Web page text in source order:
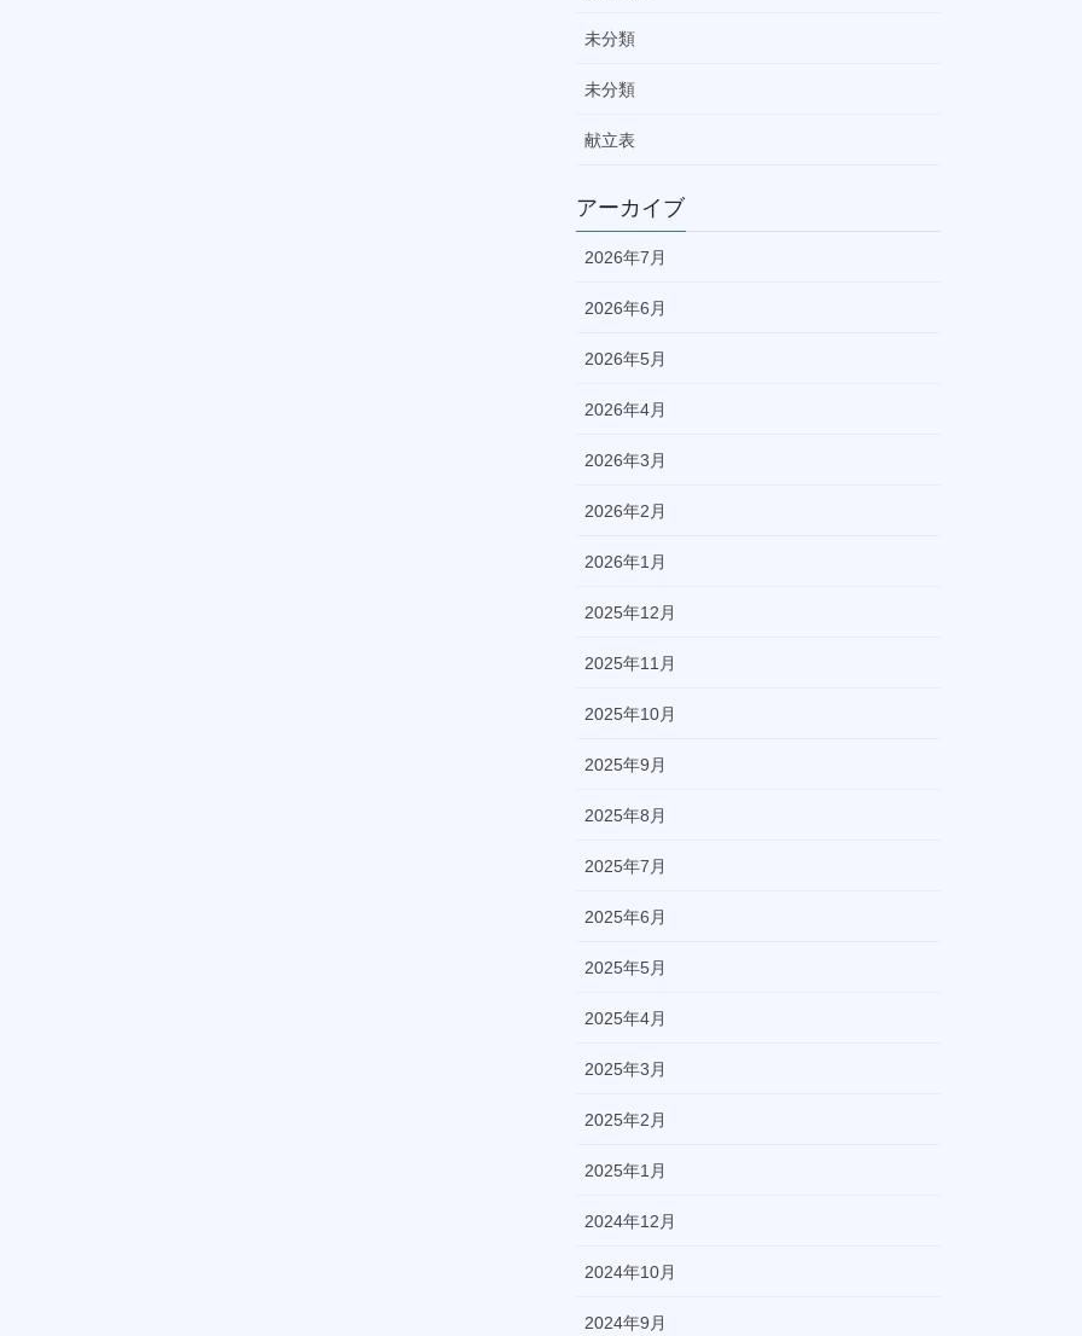
未分類
未分類
献立表
アーカイブ
2026年7月
2026年6月
2026年5月
2026年4月
2026年3月
2026年2月
2026年1月
2025年12月
2025年11月
2025年10月
2025年9月
2025年8月
2025年7月
2025年6月
2025年5月
2025年4月
2025年3月
2025年2月
2025年1月
2024年12月
2024年10月
2024年9月